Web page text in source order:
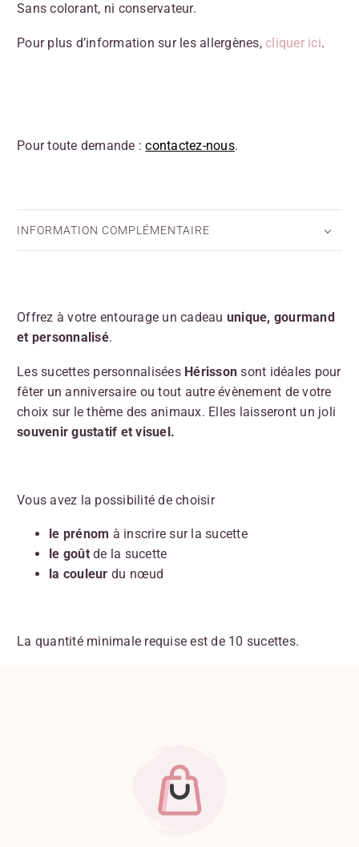
Sans colorant, ni conservateur.
Pour plus d’information sur les allergènes, cliquer ici.
Pour toute demande :contactez-nous.
INFORMATION COMPLÉMENTAIRE
Offrez à votre entourage un cadeau unique, gourmand
et personnalisé.
Les sucettes personnalisées Hérisson sont idéales pour
fêter un anniversaire ou tout autre évènement de votre
choix sur le thème des animaux. Elles laisseront un joli
souvenir gustatif et visuel.
Vous avez la possibilité de choisir
le prénom à inscrire sur la sucette
le goût de la sucette
la couleur du nœud
La quantité minimale requise est de 10 sucettes.